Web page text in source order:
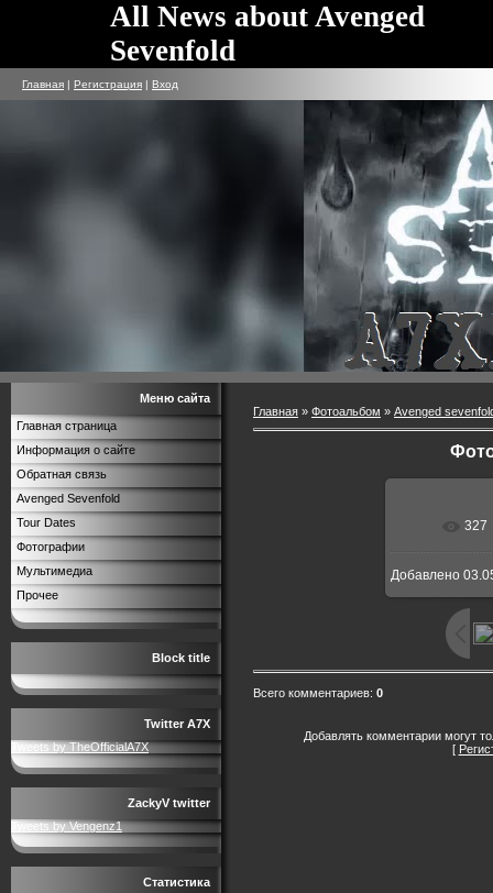
All News about Avenged
Sevenfold
Главная | Регистрация | Вход
Меню сайта
Главная страница
Информация о сайте
Обратная связь
Avenged Sevenfold
Tour Dates
Фотографии
Мультимедиа
Прочее
Block title
Twitter A7X
Tweets by TheOfficialA7X
ZackyV twitter
Tweets by Vengenz1
Статистика
Главная » Фотоальбом » Avenged
327
Добавлено
Всего комментариев: 0
Добавлять комментарии могут
[